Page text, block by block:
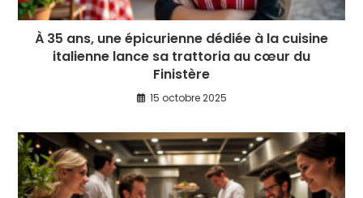
À 35 ans, une épicurienne dédiée à la cuisine
italienne lance sa trattoria au cœur du
Finistère
15 octobre 2025